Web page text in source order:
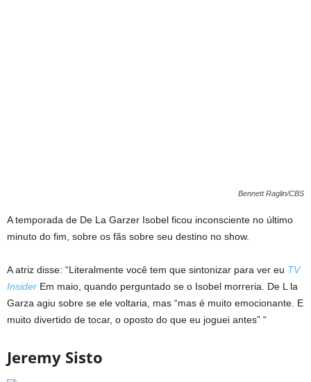
Bennett Raglin/CBS
A temporada de De La Garzer Isobel ficou inconsciente no último
minuto do fim, sobre os fãs sobre seu destino no show.
A atriz disse: “Literalmente você tem que sintonizar para ver eu TV
Insider Em maio, quando perguntado se o Isobel morreria. De L la
Garza agiu sobre se ele voltaria, mas “mas é muito emocionante. E
muito divertido de tocar, o oposto do que eu joguei antes” “
Jeremy Sisto